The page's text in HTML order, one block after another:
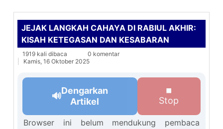
JEJAK LANGKAH CAHAYA DI RABIUL AKHIR:
KISAH KETEGASAN DAN KESABARAN
1919 kali dibaca
0 komentar
Kamis, 16 Oktober 2025
🔊
Dengarkan
Artikel
⏹
Stop
Browser ini belum mendukung pembaca